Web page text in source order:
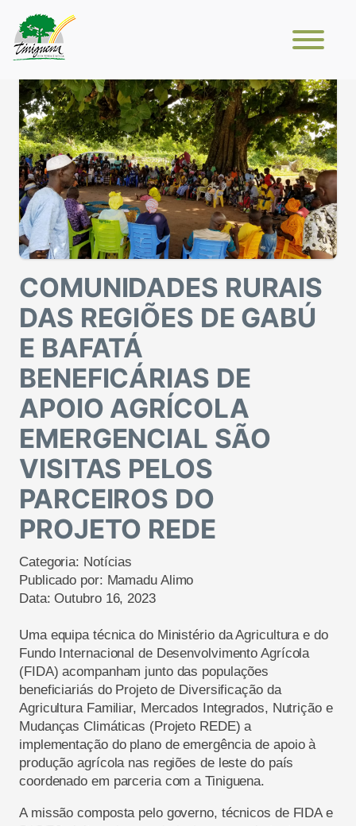
COMUNIDADES RURAIS
DAS REGIÕES DE GABÚ
E BAFATÁ
BENEFICÁRIAS DE
APOIO AGRÍCOLA
EMERGENCIAL SÃO
VISITAS PELOS
PARCEIROS DO
PROJETO REDE
Categoria: Notícias
Publicado por: Mamadu Alimo
Data:Outubro 16, 2023
Uma equipa técnica do Ministério da Agricultura e do
Fundo Internacional de Desenvolvimento Agrícola
(FIDA) acompanham junto das populações
beneficiariás do Projeto de Diversificação da
Agricultura Familiar, Mercados Integrados, Nutrição e
Mudanças Climáticas (Projeto REDE) a
implementação do plano de emergência de apoio à
produção agrícola nas regiões de leste do país
coordenado em parceria com a Tiniguena.
A missão composta pelo governo, técnicos de FIDA e